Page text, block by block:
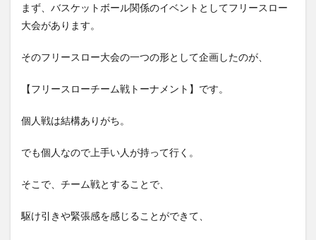
まず、バスケットボール関係のイベントとしてフリースロー
大会があります。
そのフリースロー大会の一つの形として企画したのが、
【フリースローチーム戦トーナメント】です。
個人戦は結構ありがち。
でも個人なので上手い人が持って行く。
そこで、チーム戦とすることで、
駆け引きや緊張感を感じることができて、